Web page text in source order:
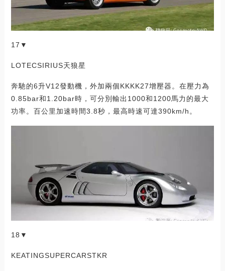
17▼
LOTECSIRIUS天狼星
奔馳的6升V12發動機，外加兩個KKKK27增壓器。在壓力為
0.85bar和1.20bar時，可分別輸出1000和1200馬力的最大
功率。百公里加速時間3.8秒，最高時速可達390km/h。
18▼
KEATINGSUPERCARSTKR